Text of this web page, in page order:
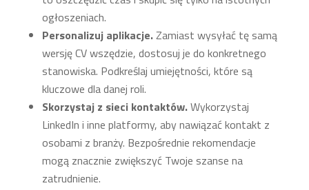
ogłoszeniach.
Personalizuj aplikacje.Zamiast wysyłać tę samą
wersję CV wszędzie, dostosuj je do konkretnego
stanowiska. Podkreślaj umiejętności, które są
kluczowe dla danej roli.
Skorzystaj z sieci kontaktów.Wykorzystaj
LinkedIn i inne platformy, aby nawiązać kontakt z
osobami z branży. Bezpośrednie rekomendacje
mogą znacznie zwiększyć Twoje szanse na
zatrudnienie.